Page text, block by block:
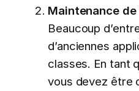
Maintenance de
Beaucoup
d’anciennes
classes. En tant
vous devez être